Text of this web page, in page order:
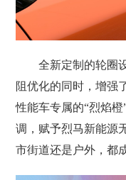
全新定制的轮圈
阻优化的同时，增强
性能车专属的“烈焰
调，赋予烈马新能源
市街道还是户外，都